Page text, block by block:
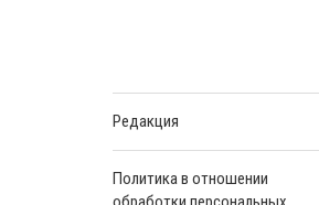
Редакция
Политика в отношении